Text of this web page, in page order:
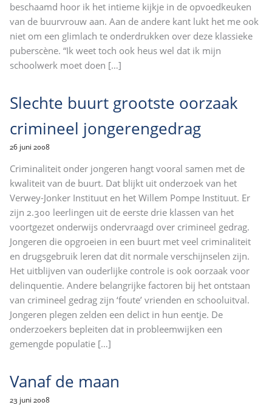
beschaamd hoor ik het intieme kijkje in de opvoedkeuken
van de buurvrouw aan. Aan de andere kant lukt het me ook
niet om een glimlach te onderdrukken over deze klassieke
puberscène. “Ik weet toch ook heus wel dat ik mijn
schoolwerk moet doen […]
Slechte buurt grootste oorzaak
crimineel jongerengedrag
26 juni 2008
Criminaliteit onder jongeren hangt vooral samen met de
kwaliteit van de buurt. Dat blijkt uit onderzoek van het
Verwey-Jonker Instituut en het Willem Pompe Instituut. Er
zijn 2.300 leerlingen uit de eerste drie klassen van het
voortgezet onderwijs ondervraagd over crimineel gedrag.
Jongeren die opgroeien in een buurt met veel criminaliteit
en drugsgebruik leren dat dit normale verschijnselen zijn.
Het uitblijven van ouderlijke controle is ook oorzaak voor
delinquentie. Andere belangrijke factoren bij het ontstaan
van crimineel gedrag zijn ‘foute’ vrienden en schooluitval.
Jongeren plegen zelden een delict in hun eentje. De
onderzoekers bepleiten dat in probleemwijken een
gemengde populatie […]
Vanaf de maan
23 juni 2008